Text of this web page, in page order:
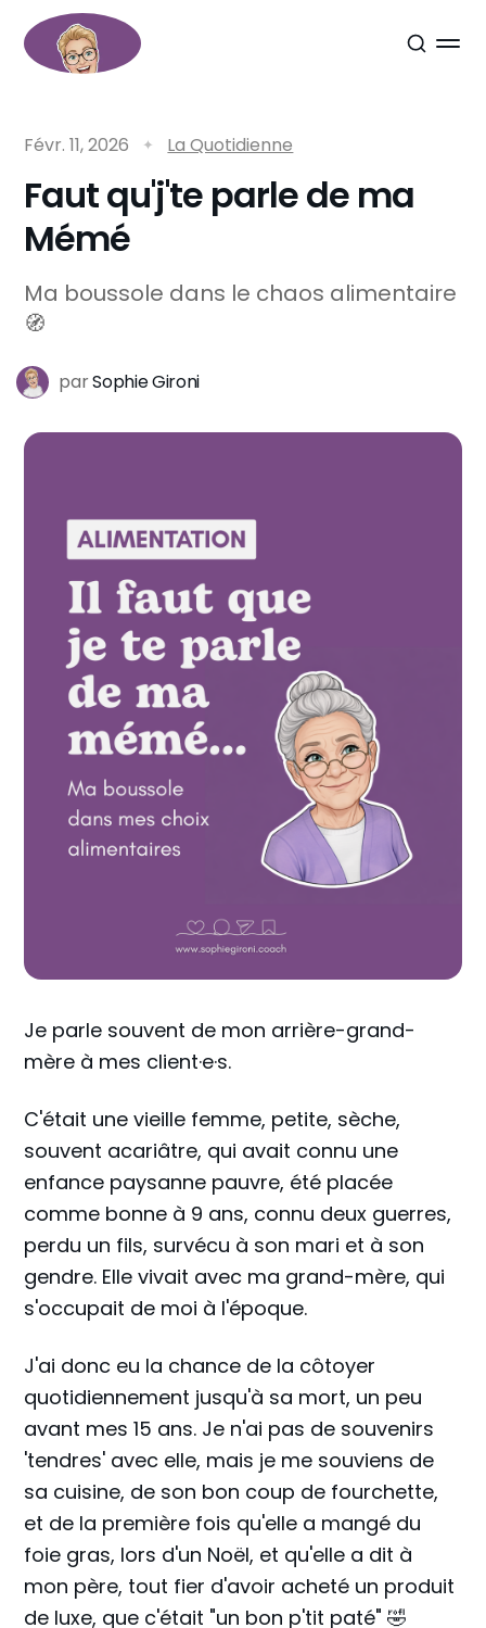
Févr. 11, 2026 La Quotidienne
Faut qu'j'te parle de ma
Mémé
Ma boussole dans le chaos alimentaire
🧭
parSophie Gironi
Je parle souvent de mon arrière-grand-
mère à mes client·e·s.
C'était une vieille femme, petite, sèche,
souvent acariâtre, qui avait connu une
enfance paysanne pauvre, été placée
comme bonne à 9 ans, connu deux guerres,
perdu un fils, survécu à son mari et à son
gendre. Elle vivait avec ma grand-mère, qui
s'occupait de moi à l'époque.
J'ai donc eu la chance de la côtoyer
quotidiennement jusqu'à sa mort, un peu
avant mes 15 ans. Je n'ai pas de souvenirs
'tendres' avec elle, mais je me souviens de
sa cuisine, de son bon coup de fourchette,
et de la première fois qu'elle a mangé du
foie gras, lors d'un Noël, et qu'elle a dit à
mon père, tout fier d'avoir acheté un produit
de luxe, que c'était "un bon p'tit paté" 🤣